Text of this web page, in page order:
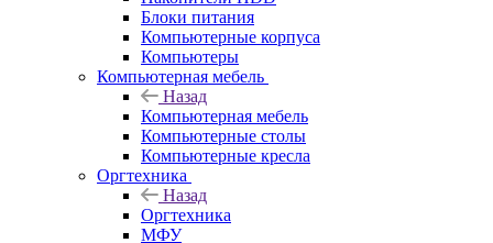
Блоки питания
Компьютерные корпуса
Компьютеры
Компьютерная мебель
Назад
Компьютерная мебель
Компьютерные столы
Компьютерные кресла
Оргтехника
Назад
Оргтехника
МФУ